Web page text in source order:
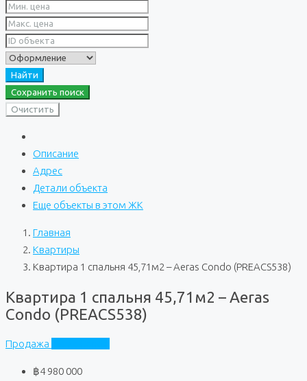
Найти
Сохранить поиск
Очистить
Описание
Адрес
Детали объекта
Еще объекты в этом ЖК
Главная
Квартиры
Квартира 1 спальня 45,71м2 – Aeras Condo (PREACS538)
Квартира 1 спальня 45,71м2 – Aeras
Condo (PREACS538)
Продажа
฿4 980 000